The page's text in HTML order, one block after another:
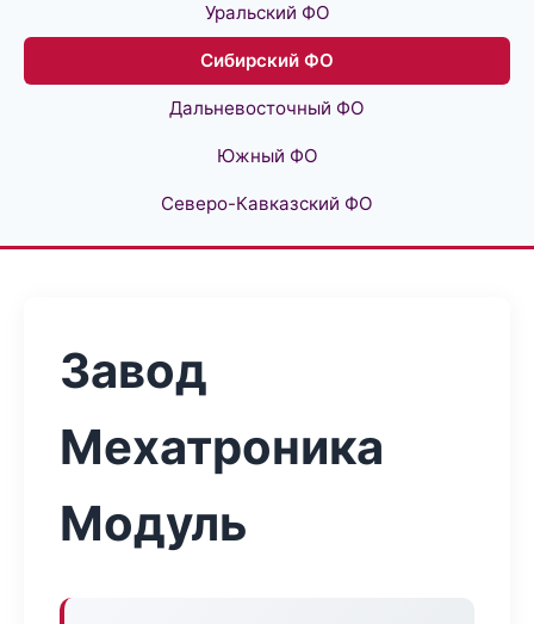
Уральский ФО
Сибирский ФО
Дальневосточный ФО
Южный ФО
Северо-Кавказский ФО
Завод
Мехатроника
Модуль